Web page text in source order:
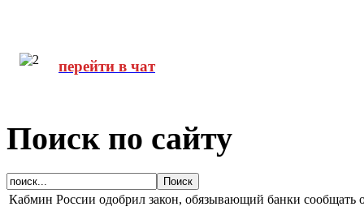
перейти в чат
Поиск по сайту
Кабмин России одобрил закон, обязывающий банки сообщать